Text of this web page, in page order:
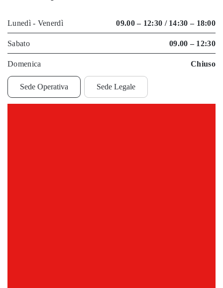
Lunedì - Venerdì 09.00 – 12:30 / 14:30 – 18:00
Sabato 09.00 – 12:30
Domenica Chiuso
Sede Operativa Sede Legale